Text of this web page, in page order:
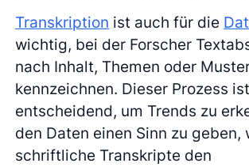
Transkription ist auch für die
wichtig, bei der Forscher
nach Inhalt, Themen oder
kennzeichnen. Dieser Prozess ist
entscheidend, um Trends zu
den Daten einen Sinn zu geben,
schriftliche Transkripte den